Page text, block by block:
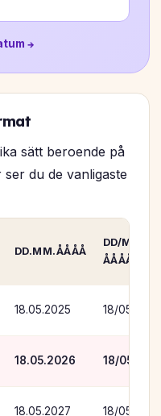
→
sätt beroende på
du de vanligaste
DD.MM.ÅÅÅÅ
DD/MM/
ÅÅÅÅ
18.05.2025 18/05/
18.05.2026 18/05/
18.05.2027 18/05/